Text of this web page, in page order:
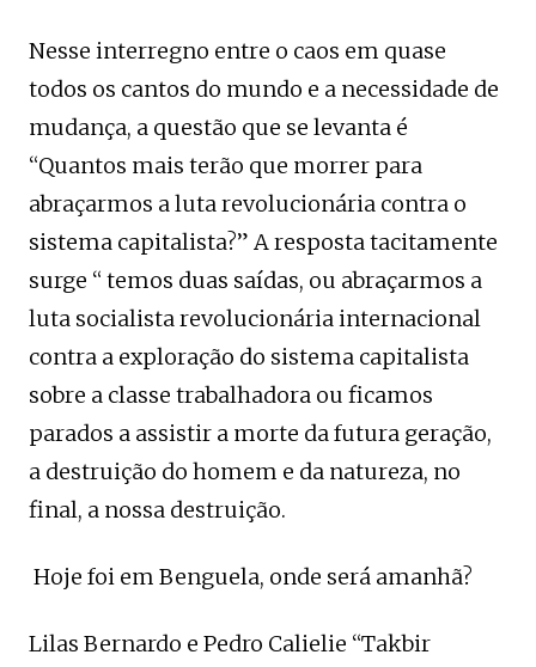
Nesse interregno entre o caos em quase
todos os cantos do mundo e a necessidade de
mudança, a questão que se levanta é
“Quantos mais terão que morrer para
abraçarmos a luta revolucionária contra o
sistema capitalista?” A resposta tacitamente
surge “ temos duas saídas, ou abraçarmos a
luta socialista revolucionária internacional
contra a exploração do sistema capitalista
sobre a classe trabalhadora ou ficamos
parados a assistir a morte da futura geração,
a destruição do homem e da natureza, no
final, a nossa destruição.
Hoje foi em Benguela, onde será amanhã?
Lilas Bernardo e Pedro Calielie “Takbir